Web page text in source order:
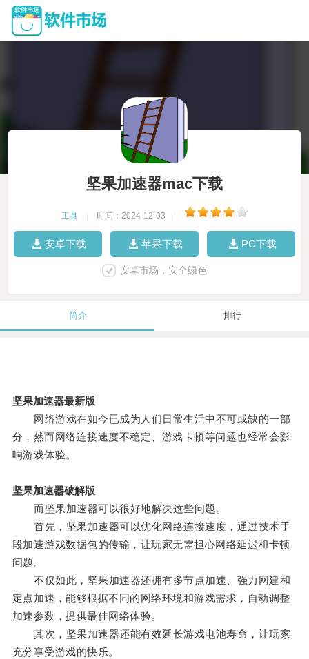
坚果加速器mac下载
工具 时间：2024-12-03
安卓下载 苹果下载 PC下载
安卓市场，安全绿色
简介 排行
坚果加速器最新版
网络游戏在如今已成为人们日常生活中不可或缺的一部
分，然而网络连接速度不稳定、游戏卡顿等问题也经常会影
响游戏体验。
坚果加速器破解版
而坚果加速器可以很好地解决这些问题。
首先，坚果加速器可以优化网络连接速度，通过技术手
段加速游戏数据包的传输，让玩家无需担心网络延迟和卡顿
问题。
不仅如此，坚果加速器还拥有多节点加速、强力网建和
定点加速，能够根据不同的网络环境和游戏需求，自动调整
加速参数，提供最佳网络体验。
其次，坚果加速器还能有效延长游戏电池寿命，让玩家
充分享受游戏的快乐。